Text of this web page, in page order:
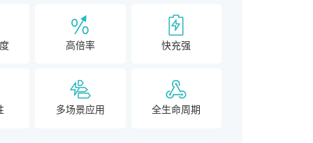
高倍率 快充强
多场景应用 全生命周期